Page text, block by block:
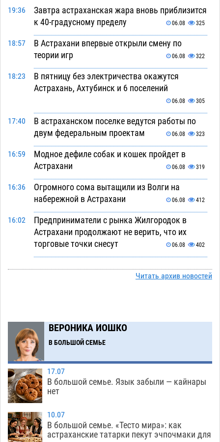
19:36
Завтра астраханская жара вновь приблизится
к 40-градусному пределу
06.08 325
18:57
В Астрахани впервые открыли смену по
теории игр
06.08 322
18:23
В пятницу без электричества окажутся
Астрахань, Ахтубинск и 6 поселений
06.08 305
17:40
В астраханском поселке ведутся работы по
двум федеральным проектам
06.08 323
16:59
Модное дефиле собак и кошек пройдет в
Астрахани
06.08 319
16:36
Огромного сома вытащили из Волги на
набережной в Астрахани
06.08 412
16:02
Предприниматели с рынка Жилгородок в
Астрахани продолжают не верить, что их
торговые точки снесут
06.08 402
на новой серебряной монете Банка России
в музее Пушкина в Москве
06.08 283
13:50
Мэрия Астрахани переводит городские
зеленые зоны на автоматический полив
13:13
Скончался второй ребенок после пожара в
Астрахани
12:49
Астраханские гандболисты с крупной победы
стартовали на Всероссийской Спартакиаде
Читать архив новостей
ВЕРОНИКА ИОШКО
В БОЛЬШОЙ СЕМЬЕ
17.07
В большой семье. Язык забыли — кайнары
нет
10.07
В большой семье. «Тесто мира»: как
астраханские татарки пекут эчпочмаки для